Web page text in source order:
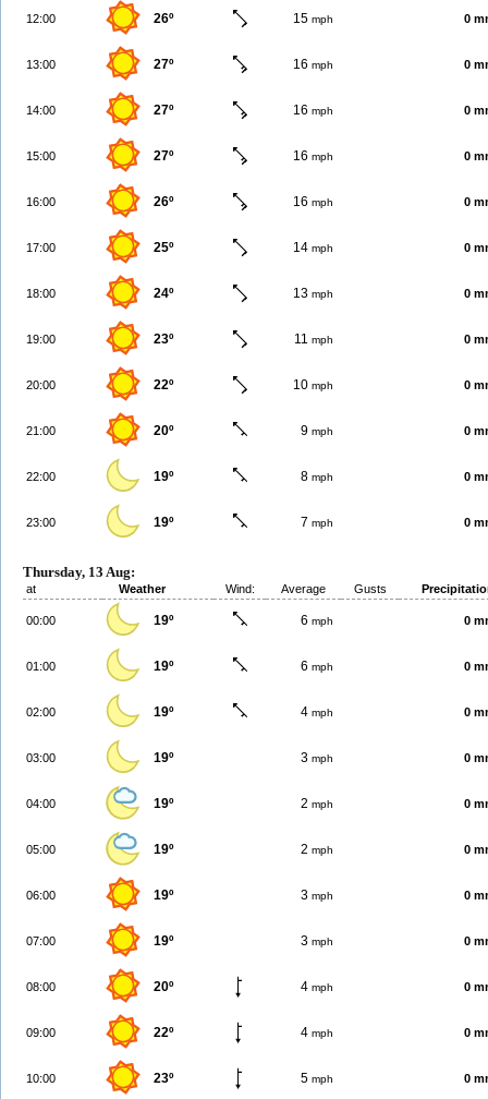
12:00 26º 15 mph 0
13:00 27º 16 mph 0
14:00 27º 16 mph 0
15:00 27º 16 mph 0
16:00 26º 16 mph 0
17:00 25º 14 mph 0
18:00 24º 13 mph 0
19:00 23º 11 mph 0
20:00 22º 10 mph 0
21:00 20º 9 mph 0
22:00 19º 8 mph 0
23:00 19º 7 mph 0
Thursday, 13 Aug:
at Weather Wind: Average Gusts
00:00 19º 6 mph 0
01:00 19º 6 mph 0
02:00 19º 4 mph 0
03:00 19º 3 mph 0
04:00 19º 2 mph 0
05:00 19º 2 mph 0
06:00 19º 3 mph 0
07:00 19º 3 mph 0
08:00 20º 4 mph 0
09:00 22º 4 mph 0
10:00 23º 5 mph 0